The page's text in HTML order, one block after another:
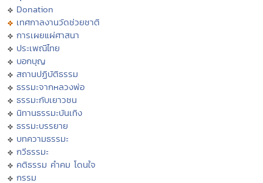
Donation
เทศกาลงานวัดช่วยชาติ
การเผยแผ่ศาสนา
ประเพณีไทย
บอกบุญ
สถานปฏิบัติธรรม
ธรรมะจากหลวงพ่อ
ธรรมะกับเยาวชน
นิทานธรรมะบันเทิง
ธรรมะบรรยาย
บทความธรรมะ
กวีธรรมะ
คติธรรม คำคม โดนใจ
กรรม